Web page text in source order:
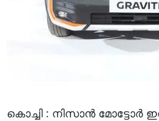
കൊച്ചി : നിസാന്‍ മോട്ടോര്‍